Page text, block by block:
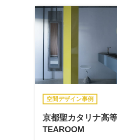
空間デザイン事例
京都聖カタリナ高
TEAROOM